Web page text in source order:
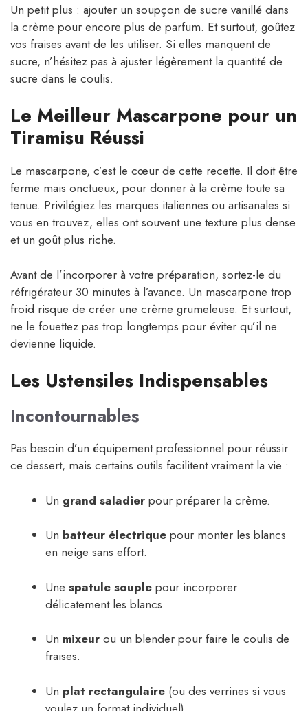
Un petit plus : ajouter un soupçon de sucre vanillé dans
la crème pour encore plus de parfum. Et surtout, goûtez
vos fraises avant de les utiliser. Si elles manquent de
sucre, n’hésitez pas à ajuster légèrement la quantité de
sucre dans le coulis.
Le Meilleur Mascarpone pour un
Tiramisu Réussi
Le mascarpone, c’est le cœur de cette recette. Il doit être
ferme mais onctueux, pour donner à la crème toute sa
tenue. Privilégiez les marques italiennes ou artisanales si
vous en trouvez, elles ont souvent une texture plus dense
et un goût plus riche.
Avant de l’incorporer à votre préparation, sortez-le du
réfrigérateur 30 minutes à l’avance. Un mascarpone trop
froid risque de créer une crème grumeleuse. Et surtout,
ne le fouettez pas trop longtemps pour éviter qu’il ne
devienne liquide.
Les Ustensiles Indispensables
Incontournables
Pas besoin d’un équipement professionnel pour réussir
ce dessert, mais certains outils facilitent vraiment la vie :
Un grand saladier pour préparer la crème.
Un batteur électrique pour monter les blancs
en neige sans effort.
Une spatule souple pour incorporer
délicatement les blancs.
Un mixeur ou un blender pour faire le coulis de
fraises.
Un plat rectangulaire (ou des verrines si vous